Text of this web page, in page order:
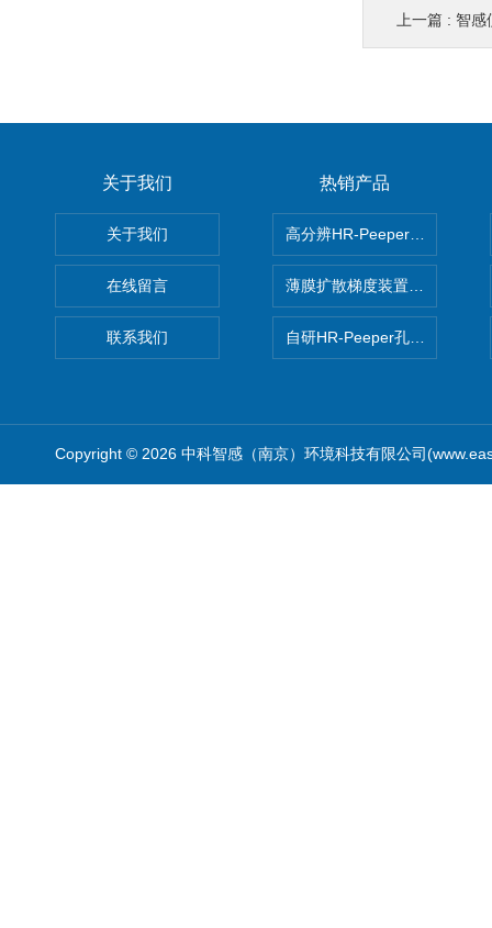
上一篇 : 智感便
关于我们
关于我们
在线留言
联系我们
热销产品
高分辨HR-Peeper采样器孔隙
薄膜扩散梯度装置 Agl DGT
自研HR-Peeper孔隙水采样器
Copyright © 2026 中科智感（南京）环境科技有限公司